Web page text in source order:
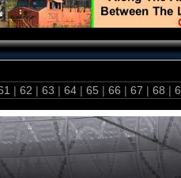
| 62 | 63 | 64 | 65 | 66 | 67 | 68 |